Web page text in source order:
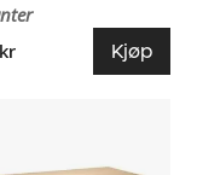
Kjøp